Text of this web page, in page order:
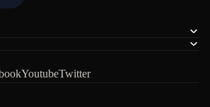
YoutubeTwitter